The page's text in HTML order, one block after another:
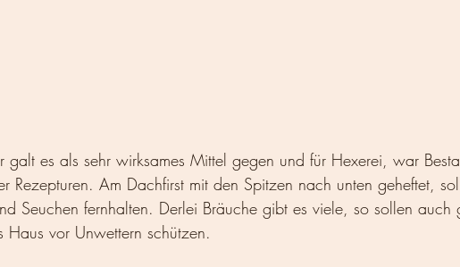
galt es als sehr wirksames Mittel gegen und für Hexerei, war
Rezepturen. Am Dachfirst mit den Spitzen nach unten geheftet,
Seuchen fernhalten. Derlei Bräuche gibt es viele, so sollen auch
Haus vor Unwettern schützen.